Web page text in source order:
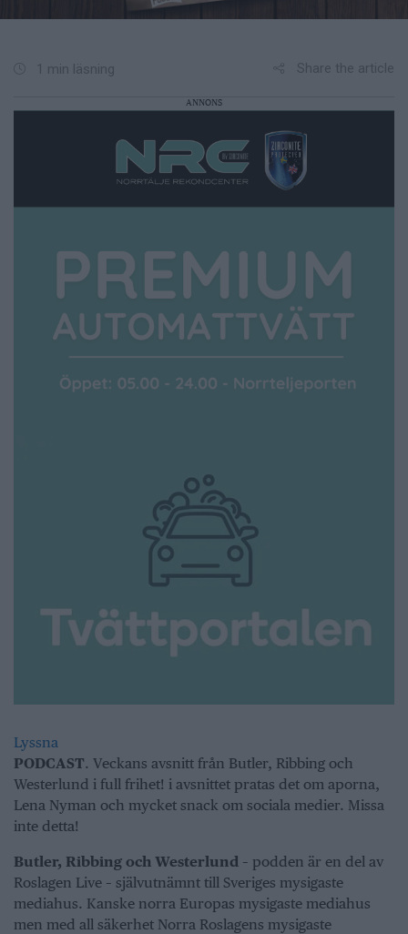
1 min läsning Share the article
ANNONS
Lyssna
PODCAST. Veckans avsnitt från Butler, Ribbing och
Westerlund i full frihet! i avsnittet pratas det om aporna,
Lena Nyman och mycket snack om sociala medier. Missa
inte detta!
Butler, Ribbing och Westerlund – podden är en del av
Roslagen Live – självutnämnt till Sveriges mysigaste
mediahus. Kanske norra Europas mysigaste mediahus
men med all säkerhet Norra Roslagens mysigaste